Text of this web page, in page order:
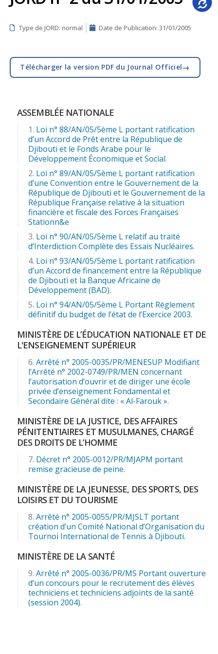
Type de JORD: normal Date de Publication: 31/01/2005
Télécharger la version PDF du Journal Officiel→
ASSEMBLÉE NATIONALE
Loi n° 88/AN/05/5ème L portant ratification
d’un Accord de Prêt entre la République de
Djibouti et le Fonds Arabe pour le
Développement Économique et Social.
Loi n° 89/AN/05/5ème L portant ratification
d’une Convention entre le Gouvernement de la
République de Djibouti et le Gouvernement de la
République Française relative à la situation
financière et fiscale des Forces Françaises
Stationn&e
Loi n° 90/AN/05/5ème L relatif au traité
d’Interdiction Complète des Essais Nucléaires.
Loi n° 93/AN/05/5ème L portant ratification
d’un Accord de financement entre la République
de Djibouti et la Banque Africaine de
Développement (BAD).
Loi n° 94/AN/05/5ème L Portant Règlement
définitif du budget de l’état de l’Exercice 2003.
MINISTÈRE DE L’ÉDUCATION NATIONALE ET DE
L'ENSEIGNEMENT SUPÉRIEUR
Arrêté n° 2005-0035/PR/MENESUP Modifiant
l’Arrêté n° 2002-0749/PR/MEN concernant
l’autorisation d’ouvrir et de diriger une école
privée d’enseignement Fondamental et
Secondaire Général dite : « Al-Farouk ».
MINISTÈRE DE LA JUSTICE, DES AFFAIRES
PÉNITENTIAIRES ET MUSULMANES, CHARGÉ
DES DROITS DE L’HOMME
Décret n° 2005-0012/PR/MJAPM portant
remise gracieuse de peine.
MINISTÈRE DE LA JEUNESSE, DES SPORTS, DES
LOISIRS ET DU TOURISME
Arrêté n° 2005-0055/PR/MJSLT portant
création d’un Comité National d’Organisation du
Tournoi International de Tennis à Djibouti.
MINISTÈRE DE LA SANTÉ
Arrêté n° 2005-0036/PR/MS Portant ouverture
d’un concours pour le recrutement des élèves
techniciens et techniciens adjoints de la santé
(session 2004).